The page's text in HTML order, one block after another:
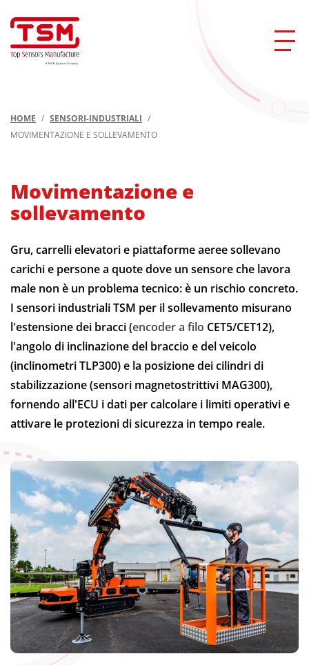
HOME / SENSORI-INDUSTRIALI /
MOVIMENTAZIONE E SOLLEVAMENTO
Movimentazione e
sollevamento
Gru, carrelli elevatori e piattaforme aeree sollevano
carichi e persone a quote dove un sensore che lavora
male non è un problema tecnico: è un rischio concreto.
I sensori industriali TSM per il sollevamento misurano
l'estensione dei bracci (encoder a filo CET5/CET12),
l'angolo di inclinazione del braccio e del veicolo
(inclinometri TLP300) e la posizione dei cilindri di
stabilizzazione (sensori magnetostrittivi MAG300),
fornendo all'ECU i dati per calcolare i limiti operativi e
attivare le protezioni di sicurezza in tempo reale.